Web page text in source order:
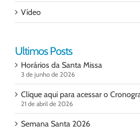
Vídeo
Ultimos Posts
Horários da Santa Missa
3 de junho de 2026
Clique aqui para acessar o
21 de abril de 2026
Semana Santa 2026